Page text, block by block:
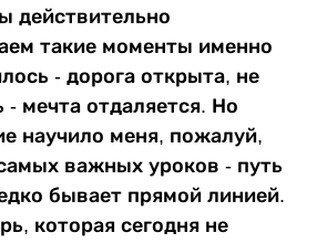
действительно
такие моменты именно
- дорога открыта, не
- мечта отдаляется. Но
научило меня, пожалуй,
важных уроков - путь
бывает прямой линией.
которая сегодня не